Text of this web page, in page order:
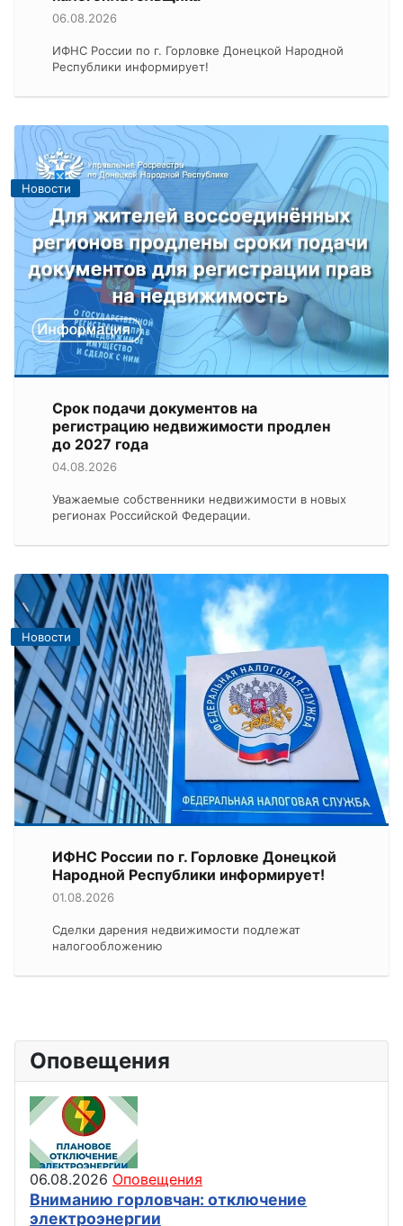
06.08.2026
ИФНС России по г. Горловке Донецкой Народной
Республики информирует!
Новости
Срок подачи документов на
регистрацию недвижимости продлен
до 2027 года
04.08.2026
Уважаемые собственники недвижимости в новых
регионах Российской Федерации.
Новости
ИФНС России по г. Горловке Донецкой
Народной Республики информирует!
01.08.2026
Сделки дарения недвижимости подлежат
налогообложению
Оповещения
06.08.2026 Оповещения
Вниманию горловчан: отключение
электроэнергии